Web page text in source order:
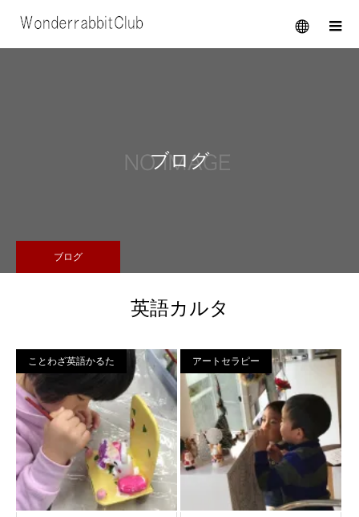
メニュー
ブログ
ブログ
英語カルタ
ことわざ英語かるた アートセラピー